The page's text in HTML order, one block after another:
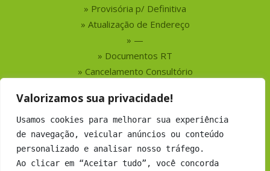
Valorizamos sua privacidade!
Usamos cookies para melhorar sua experiência
de navegação, veicular anúncios ou conteúdo
personalizado e analisar nosso tráfego.
Ao clicar em “Aceitar tudo”, você concorda
Provisória p/ Definitiva
Atualização de Endereço
—
Documentos RT
Cancelamento Consultório
Serviços
Busca por Profissionais
Busca por Empresas
Números do CRMV-MS